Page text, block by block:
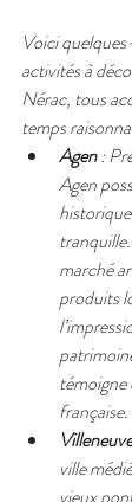
Voici
activités à
Nérac, tous
temps
Agen :
Agen
marché
produits
témoigne
française.
ville